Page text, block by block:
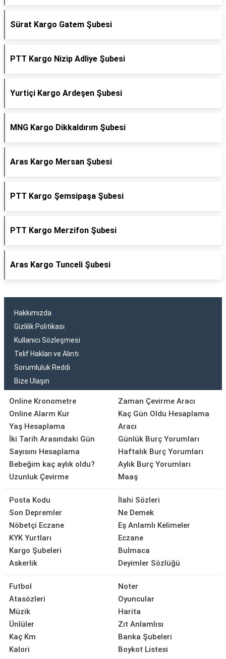
Sürat Kargo Gatem Şubesi
PTT Kargo Nizip Adliye Şubesi
Yurtiçi Kargo Ardeşen Şubesi
MNG Kargo Dikkaldırım Şubesi
Aras Kargo Mersan Şubesi
PTT Kargo Şemsipaşa Şubesi
PTT Kargo Merzifon Şubesi
Aras Kargo Tunceli Şubesi
Hakkımızda
Gizlilik Politikası
Kullanıcı Sözleşmesi
Telif Hakları ve Alıntı
Sorumluluk Reddi
Bize Ulaşın
Online Kronometre
Online Alarm Kur
Yaş Hesaplama
İki Tarih Arasındaki Gün
Sayısını Hesaplama
Bebeğim kaç aylık oldu?
Uzunluk Çevirme
Zaman Çevirme Aracı
Kaç Gün Oldu Hesaplama
Aracı
Günlük Burç Yorumları
Haftalık Burç Yorumları
Aylık Burç Yorumları
Maaş
Posta Kodu
Son Depremler
Nöbetçi Eczane
KYK Yurtları
Kargo Şubeleri
Askerlik
İlahi Sözleri
Ne Demek
Eş Anlamlı Kelimeler
Eczane
Bulmaca
Deyimler Sözlüğü
Futbol
Atasözleri
Müzik
Ünlüler
Kaç Km
Kalori
Noter
Oyuncular
Harita
Zıt Anlamlısı
Banka Şubeleri
Boykot Listesi